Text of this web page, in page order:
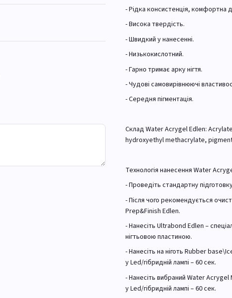
- Рідка консистенція, комфортна
- Висока твердість.
- Швидкий у нанесенні.
- Низькокислотний.
- Гарно тримає арку нігтя.
- Чудові самовирівнюючі
- Середня пігментація.
Склад Water Acrygel Edlen:
hydroxyethyl methacrylate,
Технологія нанесення Water
- Проведіть стандартну підготовку
- Після чого рекомендується
Prep&Finish Edlen.
- Нанесіть Ultrabond Edlen –
нігтьовою пластиною.
- Нанесіть на ніготь Rubber
у Led/гібридній лампі – 60 сек.
- Нанесіть вибраний Water
у Led/гібридній лампі – 60 сек.